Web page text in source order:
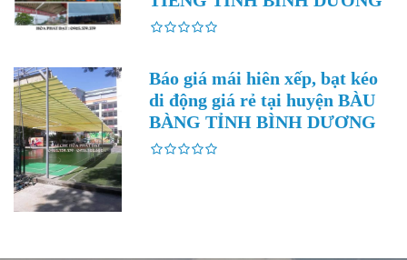
Báo giá mái hiên xếp, bạt kéo
di động giá rẻ tại huyện BÀU
BÀNG TỈNH BÌNH DƯƠNG